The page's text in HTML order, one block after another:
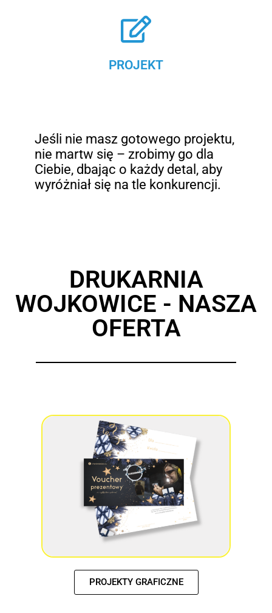
PROJEKT
Jeśli nie masz gotowego projektu,
nie martw się – zrobimy go dla
Ciebie, dbając o każdy detal, aby
wyróżniał się na tle konkurencji.
DRUKARNIA
WOJKOWICE - NASZA
OFERTA
PROJEKTY GRAFICZNE